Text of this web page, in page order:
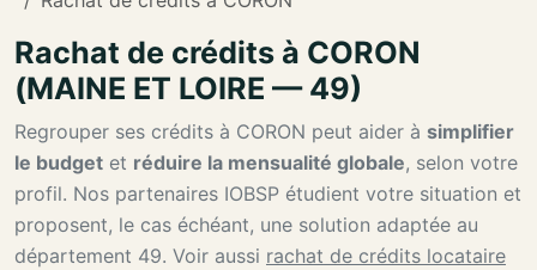
Rachat de crédits à CORON
(MAINE ET LOIRE — 49)
Regrouper ses crédits à CORON peut aider à simplifier
le budget et réduire la mensualité globale, selon votre
profil. Nos partenaires IOBSP étudient votre situation et
proposent, le cas échéant, une solution adaptée au
département 49. Voir aussi rachat de crédits locataire